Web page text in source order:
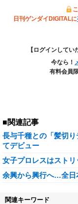
日刊ゲンダイDIGITALに
【ログインして
今なら！
有料会員
■関連記事
長与千種との「髪切
てデビュー
女子プロレスはスト
余興から興行へ…全日
関連キーワード